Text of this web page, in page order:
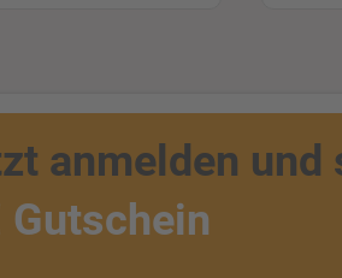
anmelden und
Gutschein